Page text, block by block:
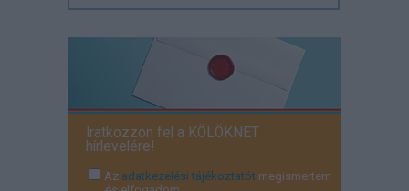
Iratkozzon fel a KÖLÖKNET
hírlevelére!
Az adatkezelési tájékoztatót megismertem